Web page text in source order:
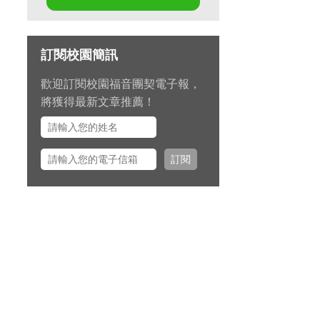
第十七屆畢業生同行營將於九月
推動禱告。
九月 15 日至十月 2 日期間，總
幹事左心泰牧師將與團契部主任
陳怡安傳道、大學事工組主任田
正平傳道一同前往美國多個城市
拜訪校園之友並舉辦校園之友
會，願主看顧出入平安、服事得
訂閱校園簡訊
歡迎訂閱校園福音團契電子報，
將獲得最新文章推薦！
訂閱